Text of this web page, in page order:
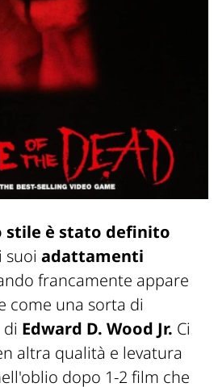
stile è stato definito
suoi adattamenti
francamente appare
come una sorta di
Edward D. Wood Jr. Ci
altra qualità e levatura
dopo 1-2 film che